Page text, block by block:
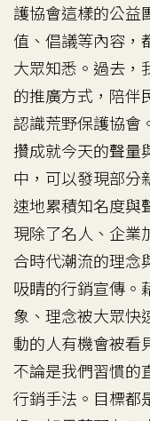
護協會這樣的公益
值、倡議等內容，
大眾知悉。過去，
的推廣方式，陪伴
認識荒野保護協會
攢成就今天的聲量
中，可以發現部分
速地累積知名度與
現除了名人、企業
合時代潮流的理念
吸睛的行銷宣傳。
象、理念被大眾快
動的人有機會被看
不論是我們習慣的
行銷手法。目標都